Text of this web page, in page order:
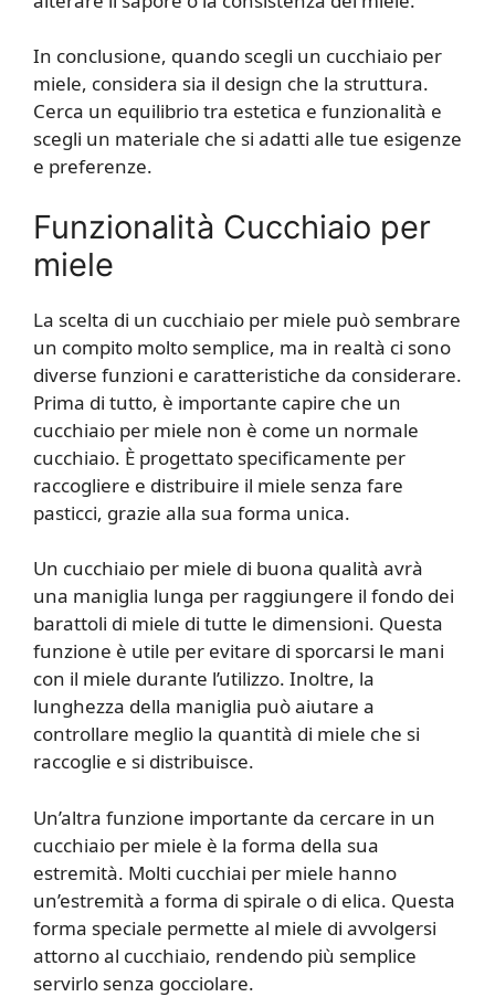
In conclusione, quando scegli un cucchiaio per
miele, considera sia il design che la struttura.
Cerca un equilibrio tra estetica e funzionalità e
scegli un materiale che si adatti alle tue esigenze
e preferenze.
Funzionalità Cucchiaio per
miele
La scelta di un cucchiaio per miele può sembrare
un compito molto semplice, ma in realtà ci sono
diverse funzioni e caratteristiche da considerare.
Prima di tutto, è importante capire che un
cucchiaio per miele non è come un normale
cucchiaio. È progettato specificamente per
raccogliere e distribuire il miele senza fare
pasticci, grazie alla sua forma unica.
Un cucchiaio per miele di buona qualità avrà
una maniglia lunga per raggiungere il fondo dei
barattoli di miele di tutte le dimensioni. Questa
funzione è utile per evitare di sporcarsi le mani
con il miele durante l’utilizzo. Inoltre, la
lunghezza della maniglia può aiutare a
controllare meglio la quantità di miele che si
raccoglie e si distribuisce.
Un’altra funzione importante da cercare in un
cucchiaio per miele è la forma della sua
estremità. Molti cucchiai per miele hanno
un’estremità a forma di spirale o di elica. Questa
forma speciale permette al miele di avvolgersi
attorno al cucchiaio, rendendo più semplice
servirlo senza gocciolare.